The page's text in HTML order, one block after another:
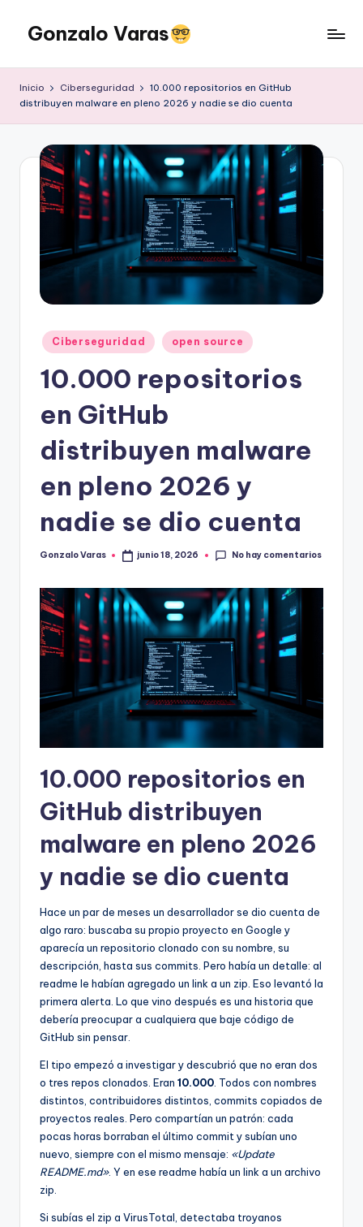
Saltar
contenido
Gonzalo Varas
que
suma
pero
actitud
Inicio Ciberseguridad
10.000 repositorios en GitHub
distribuyen malware en pleno 2026 y nadie se dio cuenta
Publicado
en
Ciberseguridad open source
10.000 repositorios
en GitHub
distribuyen malware
en pleno 2026 y
nadie se dio cuenta
Publicado
Gonzalo Varas junio 18, 2026 No hay comentarios
10.000 repositorios en
GitHub distribuyen
malware en pleno 2026
y nadie se dio cuenta
Hace un par de meses un desarrollador se dio cuenta de
algo raro: buscaba su propio proyecto en Google y
aparecía un repositorio clonado con su nombre, su
descripción, hasta sus commits. Pero había un detalle: al
readme le habían agregado un link a un zip. Eso levantó la
primera alerta. Lo que vino después es una historia que
debería preocupar a cualquiera que baje código de
GitHub sin pensar.
El tipo empezó a investigar y descubrió que no eran dos
o tres repos clonados. Eran 10.000 . Todos con nombres
distintos, contribuidores distintos, commits copiados de
proyectos reales. Pero compartían un patrón: cada
pocas horas borraban el último commit y subían uno
nuevo, siempre con el mismo mensaje: «Update
README.md». Y en ese readme había un link a un archivo
zip.
Si subías el zip a VirusTotal, detectaba troyanos